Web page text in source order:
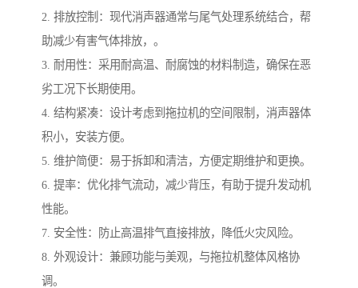
2. 排放控制：现代消声器通常与尾气处理系统结合，帮
助减少有害气体排放，。
3. 耐用性：采用耐高温、耐腐蚀的材料制造，确保在恶
劣工况下长期使用。
4. 结构紧凑：设计考虑到拖拉机的空间限制，消声器体
积小，安装方便。
5. 维护简便：易于拆卸和清洁，方便定期维护和更换。
6. 提率：优化排气流动，减少背压，有助于提升发动机
性能。
7. 安全性：防止高温排气直接排放，降低火灾风险。
8. 外观设计：兼顾功能与美观，与拖拉机整体风格协
调。